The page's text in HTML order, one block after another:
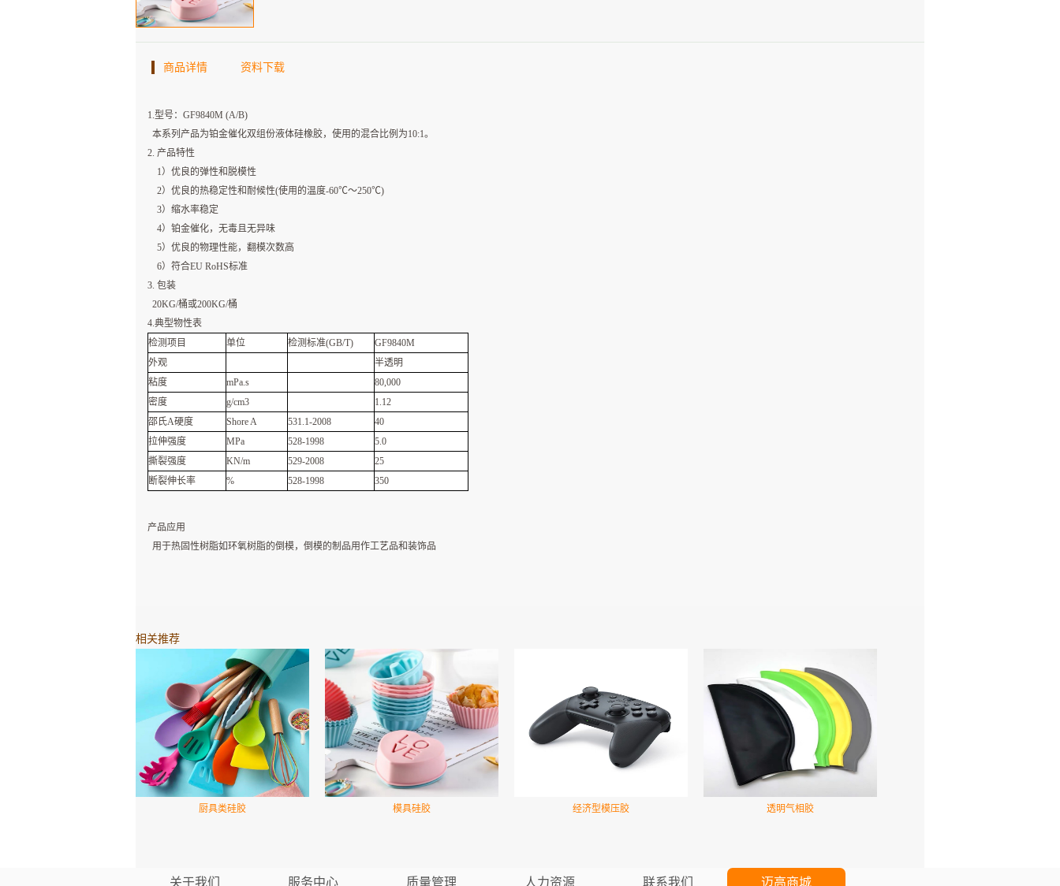
商品详情 资料下载
1.型号：GF9840M (A/B)
本系列产品为铂金催化双组份液体硅橡胶，使用的混合比例为10:1。
2. 产品特性
1）优良的弹性和脱模性
2）优良的热稳定性和耐候性(使用的温度-60℃～250℃)
3）缩水率稳定
4）铂金催化，无毒且无异味
5）优良的物理性能，翻模次数高
6）符合EU RoHS标准
3. 包装
20KG/桶或200KG/桶
4.典型物性表
检测项目
单位 检测标准(GB/T)
GF9840M
外观
半透明
粘度
mPa.s
80,000
密度
g/cm3
1.12
邵氏A硬度
Shore A 531.1-2008
40
拉伸强度
MPa 528-1998
5.0
撕裂强度
KN/m 529-2008
25
断裂伸长率
% 528-1998 350
产品应用
用于热固性树脂如环氧树脂的倒模，倒模的制品用作工艺品和装饰品
相关推荐
厨具类硅胶 模具硅胶 经济型模压胶 透明气相胶
关于我们 服务中心 质量管理 人力资源 联系我们 迈高商城